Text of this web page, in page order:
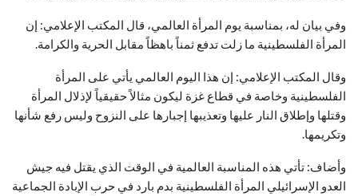
وفي بيان له، بمناسبة يوم المرأة العالمي، قال المكتب الإعلامي: إن
المرأة الفلسطينية ما زلت تدفع ثمناً باهظاً مقابل الحرية والكرامة.
وقال المكتب الإعلامي: إن هذا اليوم العالمي يأتي على المرأة
الفلسطينية وخاصة في قطاع غزة ليكون مثالاً حقيقياً لإذلال المرأة
وقتلها وإطلاق النار عليها وتعذيبها إجبارها على النزوح وليس رفع شأنها
وتكريمها.
وأضاف: تأتي هذه المناسبة العالمية في الوقت الذي يقتل فيه جيش
العدو الإسرائيلي المرأة الفلسطينية بدم بارد في حرب الإبادة الجماعية